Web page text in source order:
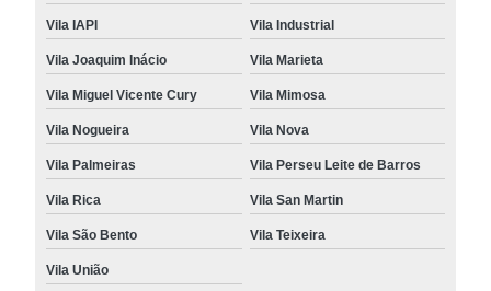
Vila IAPI Vila Industrial
Vila Joaquim Inácio Vila Marieta
Vila Miguel Vicente Cury Vila Mimosa
Vila Nogueira Vila Nova
Vila Palmeiras Vila Perseu Leite de Barros
Vila Rica Vila San Martin
Vila São Bento Vila Teixeira
Vila União